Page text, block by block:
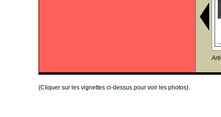
(Cliquer sur les vignettes ci-dessus pour voir les photos).